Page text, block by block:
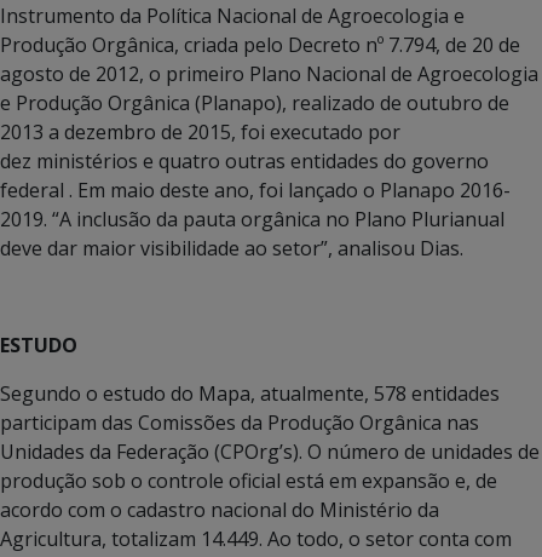
Instrumento da Política Nacional de Agroecologia e
Produção Orgânica, criada pelo Decreto nº 7.794, de 20 de
agosto de 2012, o primeiro Plano Nacional de Agroecologia
e Produção Orgânica (Planapo), realizado de outubro de
2013 a dezembro de 2015, foi executado por
dez ministérios e quatro outras entidades do governo
federal . Em maio deste ano, foi lançado o Planapo 2016-
2019. “A inclusão da pauta orgânica no Plano Plurianual
deve dar maior visibilidade ao setor”, analisou Dias.
ESTUDO
Segundo o estudo do Mapa, atualmente, 578 entidades
participam das Comissões da Produção Orgânica nas
Unidades da Federação (CPOrg’s). O número de unidades de
produção sob o controle oficial está em expansão e, de
acordo com o cadastro nacional do Ministério da
Agricultura, totalizam 14.449. Ao todo, o setor conta com